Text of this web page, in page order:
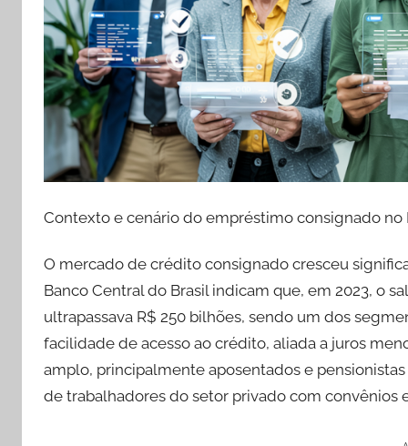
Contexto e cenário do empréstimo consignado no
O mercado de crédito consignado cresceu
Banco Central do Brasil indicam que, em 2023, o
ultrapassava R$ 250 bilhões, sendo um dos
facilidade de acesso ao crédito, aliada a juros
amplo, principalmente aposentados e
de trabalhadores do setor privado com convênios